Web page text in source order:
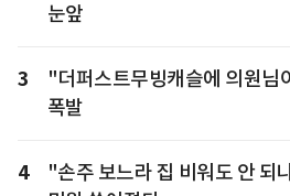
눈앞
3
"더퍼스트무빙캐슬에 의원님
폭발
4
"손주 보느라 집 비워도 안 되